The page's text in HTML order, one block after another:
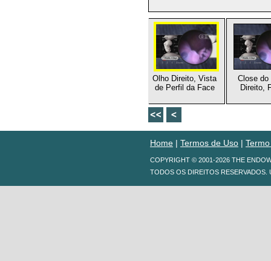
Olho Direito, Vista
de Perfil da Face
Close do
Direito,
Home | Termos de Uso |
COPYRIGHT © 2001-2026 THE
TODOS OS DIREITOS